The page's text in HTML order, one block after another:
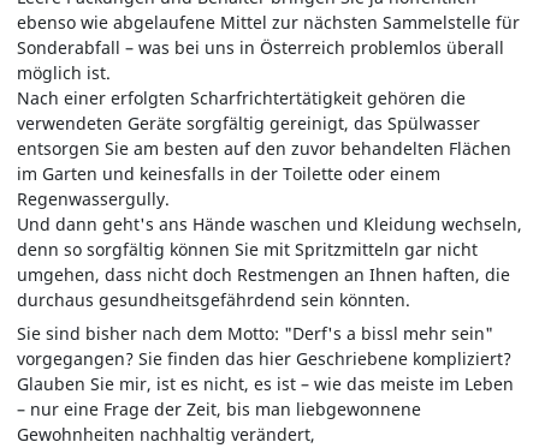
ebenso wie abgelaufene Mittel zur nächsten Sammelstelle für
Sonderabfall – was bei uns in Österreich problemlos überall
möglich ist.
Nach einer erfolgten Scharfrichtertätigkeit gehören die
verwendeten Geräte sorgfältig gereinigt, das Spülwasser
entsorgen Sie am besten auf den zuvor behandelten Flächen
im Garten und keinesfalls in der Toilette oder einem
Regenwassergully.
Und dann geht's ans Hände waschen und Kleidung wechseln,
denn so sorgfältig können Sie mit Spritzmitteln gar nicht
umgehen, dass nicht doch Restmengen an Ihnen haften, die
durchaus gesundheitsgefährdend sein könnten.
Sie sind bisher nach dem Motto: "Derf's a bissl mehr sein"
vorgegangen? Sie finden das hier Geschriebene kompliziert?
Glauben Sie mir, ist es nicht, es ist – wie das meiste im Leben
– nur eine Frage der Zeit, bis man liebgewonnene
Gewohnheiten nachhaltig verändert,